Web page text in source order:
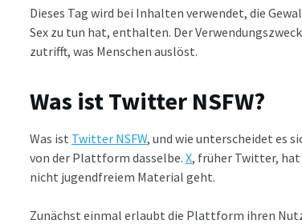
Dieses Tag wird bei Inhalten verwendet, die
Sex zu tun hat, enthalten. Der
zutrifft, was Menschen auslöst.
Was ist Twitter NSFW?
Was ist Twitter NSFW, und wie unterscheidet es
von der Plattform dasselbe. X, früher Twitter, hat
nicht jugendfreiem Material geht.
Zunächst einmal erlaubt die Plattform ihren